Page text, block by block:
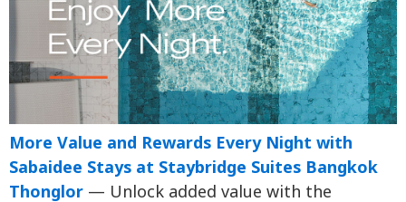
More Value and Rewards Every Night with
Sabaidee Stays at Staybridge Suites Bangkok
Thonglor — Unlock added value with the